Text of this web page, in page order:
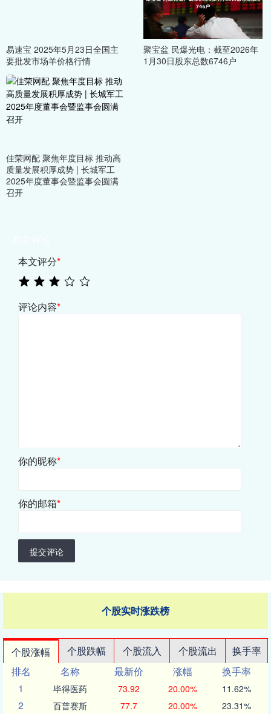
易速宝 2025年5月23日全国主
要批发市场羊价格行情
聚宝盆 民爆光电：截至2026年
1月30日股东总数6746户
佳荣网配 聚焦年度目标 推动高
质量发展积厚成势 | 长城军工
2025年度董事会暨监事会圆满
召开
本文评分*
评论内容*
你的昵称*
你的邮箱*
提交评论
个股实时涨跌榜
个股涨幅 个股跌幅 个股流入 个股流出
换手率
排名
名称 最新价 涨幅
换手率
1
毕得医药 73.92 20.00% 11.62%
2 百普赛斯 77.7 20.00% 23.31%